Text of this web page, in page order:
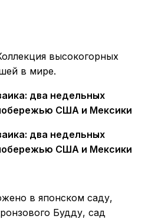
высокогорных
в мире.
в японском саду,
Будду, сад